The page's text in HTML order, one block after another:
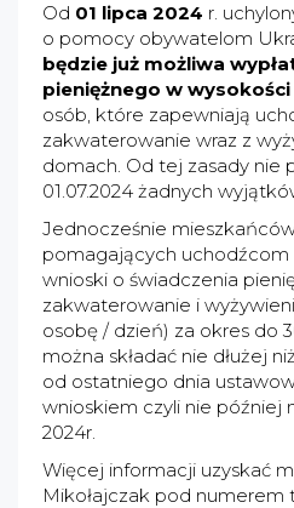
Od 01 lipca 2024 r.
o pomocy obywatelom
będzie już możliwa
pieniężnego w wysokości
osób, które zapewniają
zakwaterowanie wraz z
domach. Od tej zasady nie
01.07.2024 żadnych
Jednocześnie
pomagających uchodźcom
wnioski o świadczenia
zakwaterowanie i
osobę / dzień) za okres do
można składać nie dłużej
od ostatniego dnia
wnioskiem czyli nie później
2024r.
Więcej informacji uzyskać
Mikołajczak pod numerem